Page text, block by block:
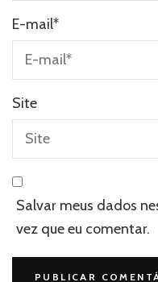
E-mail*
Site
Salvar meus dados
vez que eu comentar.